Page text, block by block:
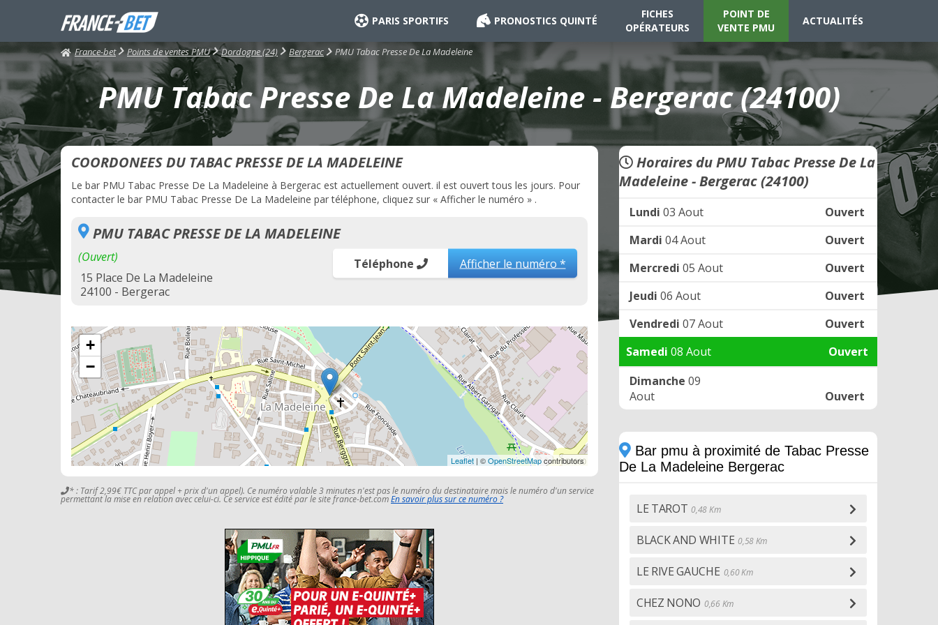
PARIS SPORTIFS PRONOSTICS QUINTÉ
FICHES
OPÉRATEURS
POINT DE
VENTE PMU
ACTUALITÉS
France-bet Points de ventes PMU Dordogne (24) Bergerac PMU Tabac Presse De La Madeleine
PMU Tabac Presse De La Madeleine - Bergerac (24100)
COORDONEES DU TABAC PRESSE DE LA MADELEINE
Le bar PMU Tabac Presse De La Madeleine à Bergerac est actuellement ouvert. il est ouvert tous les jours. Pour
contacter le bar PMU Tabac Presse De La Madeleine par téléphone, cliquez sur « Afficher le numéro » .
PMU TABAC PRESSE DE LA MADELEINE
(Ouvert)
15 Place De La Madeleine
24100 - Bergerac
Téléphone Afficher le numéro *
+
−
Leaflet | ©OpenStreetMapcontributors
* : Tarif 2,99€ TTC par appel + prix d'un appel). Ce numéro valable 3 minutes n'est pas le numéro du destinataire mais le numéro d'un service
permettant la mise en relation avec celui-ci. Ce service est édité par le site france-bet.comEn savoir plus sur ce numéro ?
Horaires du PMU Tabac Presse De La
Madeleine - Bergerac (24100)
Lundi 03 Aout
Ouvert
Mardi 04 Aout
Ouvert
Mercredi 05 Aout
Ouvert
Jeudi 06 Aout
Ouvert
Vendredi 07 Aout
Ouvert
Samedi 08 Aout
Ouvert
Dimanche 09
Aout
Ouvert
Bar pmu à proximité de Tabac Presse
De La Madeleine Bergerac
LE TAROT 0,48 Km
BLACK AND WHITE 0,58 Km
LE RIVE GAUCHE 0,60 Km
CHEZ NONO 0,66 Km